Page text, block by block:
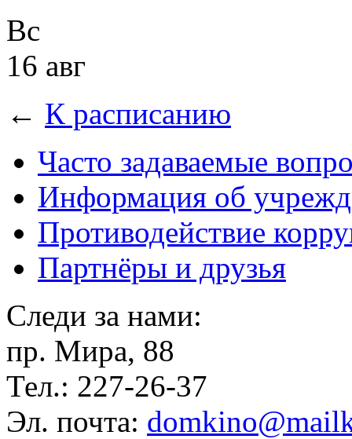
Вс
16 авг
← К расписанию
Часто задаваемые
Информация об
Противодействие
Партнёры и друзья
Следи за нами:
пр. Мира, 88
Тел.: 227-26-37
Эл. почта: